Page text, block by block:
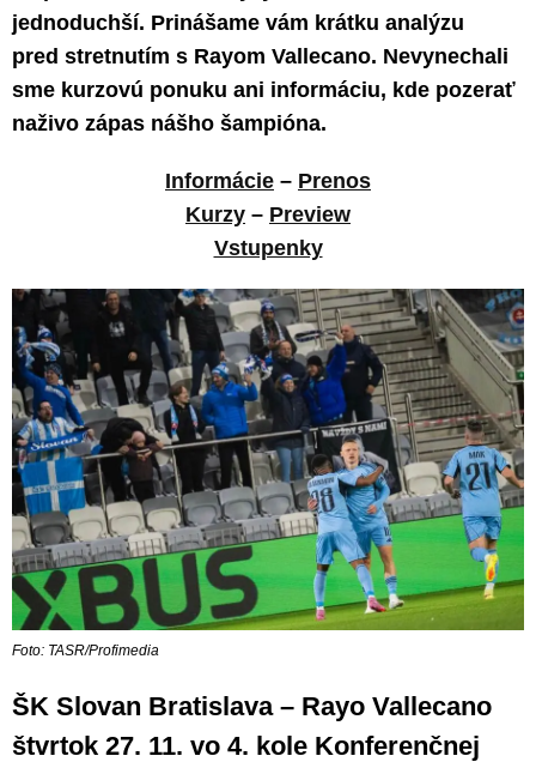
jednoduchší. Prinášame vám krátku analýzu
pred stretnutím s Rayom Vallecano. Nevynechali
sme kurzovú ponuku ani informáciu, kde pozerať
naživo zápas nášho šampióna.
Informácie – Prenos
Kurzy – Preview
Vstupenky
Foto: TASR/Profimedia
ŠK Slovan Bratislava – Rayo Vallecano
štvrtok 27. 11. vo 4. kole Konferenčnej